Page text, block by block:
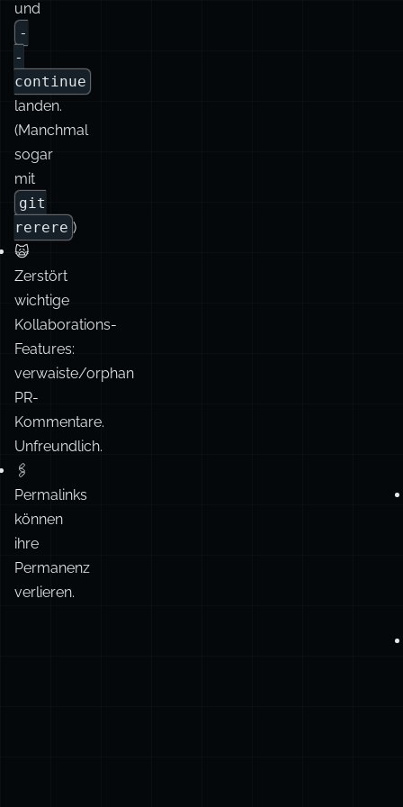
landen.
(Manchmal
sogar
mit
git
rerere )
🙀
Zerstört
wichtige
Kollaborations-
Features:
verwaiste/orphan
PR-
Kommentare.
Unfreundlich.
🖇️
Permalinks
können
ihre
Permanenz
verlieren.